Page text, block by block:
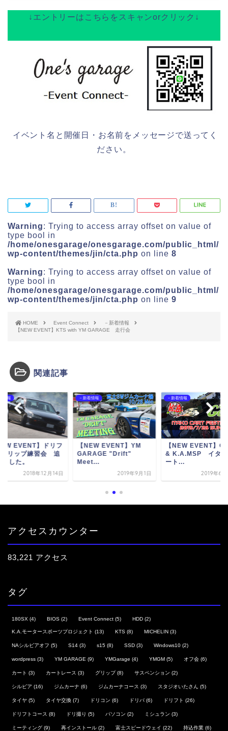
↓エントリーはこちらをスキャンorクリック↓
­ イベント名と開催日・お名前をメッセージで送ってく
ださい。
Warning: Trying to access array offset on value of
type bool in
/home/onesgarage/onesgarage.com/public_html/
wp-content/themes/jin/cta.php on line 8
Warning: Trying to access array offset on value of
type bool in
/home/onesgarage/onesgarage.com/public_html/
wp-content/themes/jin/cta.php on line 9
HOME Event Connect
－新着情報
【NEW EVENT】KTS with YM GARAGE 走行会
関連記事
情報
EVENT】ドリフ
リップ練習会 追
した。
2018年12月14日
－新着情報
【NEW EVENT】YM
GARAGE "Drift"
Meet...
2019年9月1日
－新着情報
【NEW EVENT】
& K.A.MSP イタコ
ート...
2019年6
アクセスカウンター
83,221 アクセス
タグ
180SX (4) BIOS (2) Event Connect (5) HDD (2)
K.A.モータースポーツプロジェクト (13) KTS (8) MICHELIN (3)
NAシルビアオフ (5) S14 (3) s15 (8) SSD (3) Windows10 (2)
wordpress (3) YM GARAGE (9) YMGarage (4) YMGM (5) オフ会 (6)
カート (3) カートレース (3) グリップ(8) サスペンション (2)
シルビア (16) ジムカーナ (6) ジムカーナコース (3) スタジオいたさん (5)
タイヤ (5) タイヤ交換 (7) ドリコン (6) ドリパ (6) ドリフト (26)
ドリフトコース (8) ドリ撮り (5) パソコン (2) ミシュラン (3)
ミーティング (9) 再インストール (2) 富士スピードウェイ (22) 持込作業 (6)